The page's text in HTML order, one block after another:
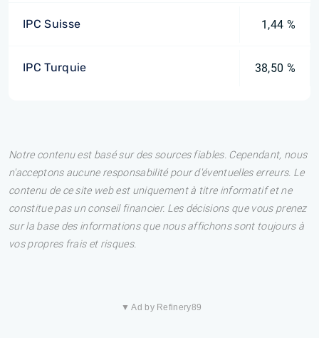
IPC Suisse 1,44 %
IPC Turquie 38,50 %
Notre contenu est basé sur des sources fiables. Cependant, nous
n'acceptons aucune responsabilité pour d'éventuelles erreurs. Le
contenu de ce site web est uniquement à titre informatif et ne
constitue pas un conseil financier. Les décisions que vous prenez
sur la base des informations que nous affichons sont toujours à
vos propres frais et risques.
▼ Ad by Refinery89